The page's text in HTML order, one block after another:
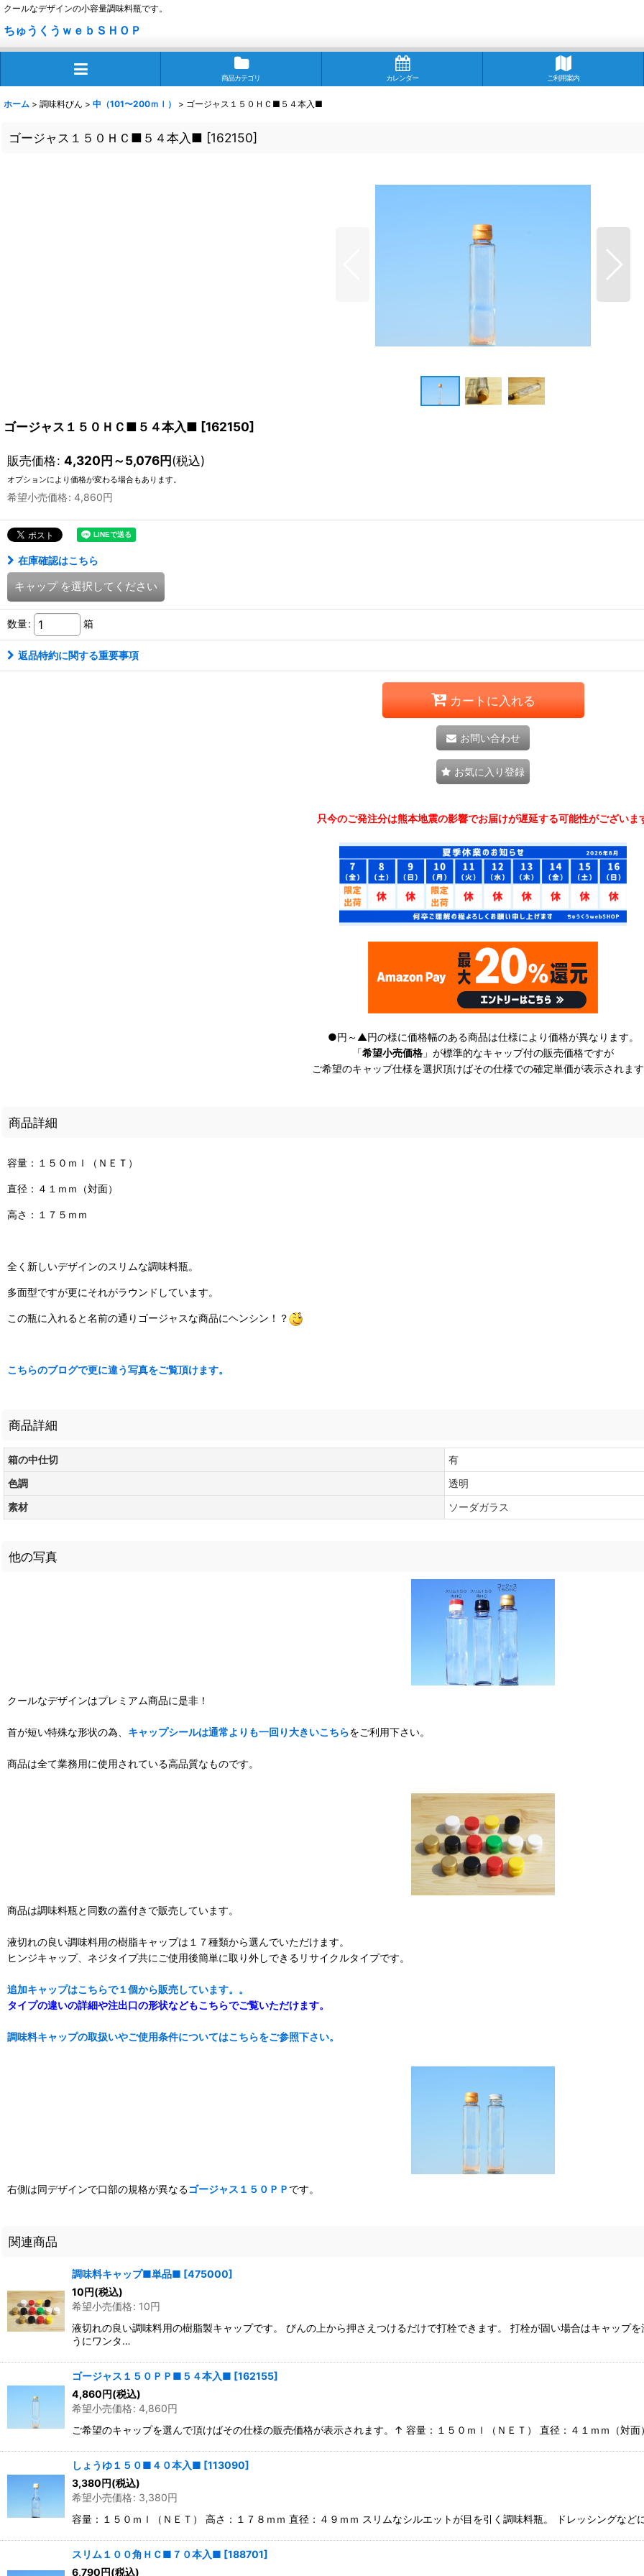
クールなデザインの小容量調味料瓶です。
ちゅうくうｗｅｂＳＨＯＰ
商品カテゴリ カレンダー ご利用案内
ホーム > 調味料びん > 中（101〜200ｍｌ） > ゴージャス１５０ＨＣ■５４本入■
ゴージャス１５０ＨＣ■５４本入■ [162150]
ゴージャス１５０ＨＣ■５４本入■ [162150]
販売価格: 4,320円～5,076円(税込)
オプションにより価格が変わる場合もあります。
希望小売価格: 4,860円
在庫確認はこちら
キャップ を選択してください
数量: 箱
返品特約に関する重要事項
カートに入れる
お問い合わせ
お気に入り登録
只今のご発注分は熊本地震の影響でお届けが遅延する可能性がございま
●円～▲円の様に価格幅のある商品は仕様により価格が異なります。
「希望小売価格 」が標準的なキャップ付の販売価格ですが
ご希望のキャップ仕様を選択頂けばその仕様での確定単価が表示されま
商品詳細
容量：１５０ｍｌ（ＮＥＴ）
直径：４１ｍｍ（対面）
高さ：１７５ｍｍ
全く新しいデザインのスリムな調味料瓶。
多面型ですが更にそれがラウンドしています。
この瓶に入れると名前の通りゴージャスな商品にヘンシン！？
こちらのブログで更に違う写真をご覧頂けます。
商品詳細
箱の中仕切
有
色調
透明
素材
ソーダガラス
他の写真
クールなデザインはプレミアム商品に是非！
首が短い特殊な形状の為、 キャップシールは通常よりも一回り大きいこちらをご利用下さい。
商品は全て業務用に使用されている高品質なものです。
商品は調味料瓶と同数の蓋付きで販売しています。
液切れの良い調味料用の樹脂キャップは１７種類から選んでいただけます。
ヒンジキャップ、ネジタイプ共にご使用後簡単に取り外しできるリサイクルタイプです。
追加キャップはこちらで１個から販売しています。。
タイプの違いの詳細や注出口の形状などもこちらでご覧いただけます。
調味料キャップの取扱いやご使用条件についてはこちらをご参照下さい。
右側は同デザインで口部の規格が異なるゴージャス１５０ＰＰ です。
関連商品
調味料キャップ■単品■ [475000]
10円(税込)
希望小売価格: 10円
液切れの良い調味料用の樹脂製キャップです。 びんの上から押さえつけるだけで打栓できます。 打栓が固い場合はキャップ
うにワンタ…
ゴージャス１５０ＰＰ■５４本入■ [162155]
4,860円(税込)
希望小売価格: 4,860円
ご希望のキャップを選んで頂けばその仕様の販売価格が表示されます。↑ 容量：１５０ｍｌ（ＮＥＴ） 直径：４１ｍｍ（対
しょうゆ１５０■４０本入■ [113090]
3,380円(税込)
希望小売価格: 3,380円
容量：１５０ｍｌ（ＮＥＴ） 高さ：１７８ｍｍ 直径：４９ｍｍ スリムなシルエットが目を引く調味料瓶。 ドレッシングなど
スリム１００角ＨＣ■７０本入■ [188701]
6,790円(税込)